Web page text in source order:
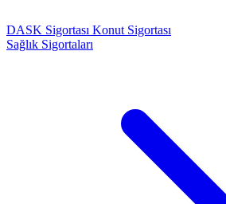
DASK Sigortası Konut Sigortası
Sağlık Sigortaları